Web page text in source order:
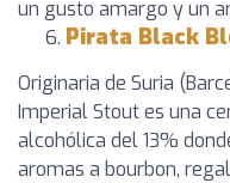
un gusto amargo y un
Pirata Black
Originaria de Suria
Imperial Stout es una
alcohólica del 13%
aromas a bourbon,